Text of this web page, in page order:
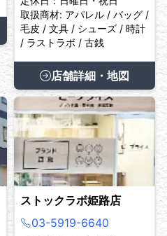
取扱商材: アパレル / バッグ /
毛皮 / 文具 / シューズ / 時計
/ ラストラボ / 古銭
店舗詳細・地図
ストックラボ姫路店
03-5919-6640